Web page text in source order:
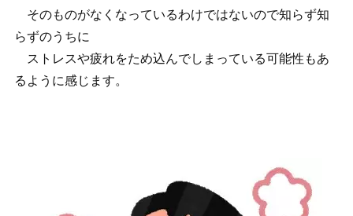
そのものがなくなっているわけではないので知らず知
らずのうちに
ストレスや疲れをため込んでしまっている可能性もあ
るように感じます。